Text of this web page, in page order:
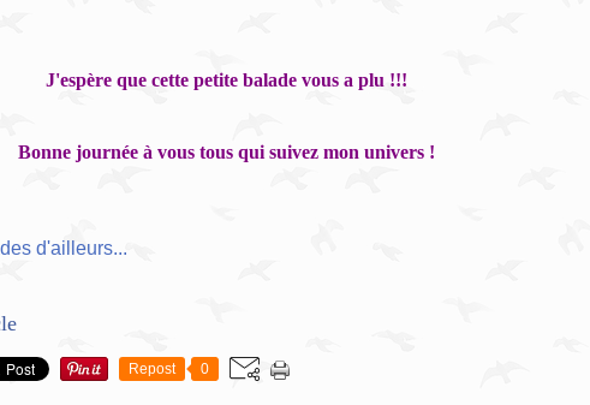
J'espère que cette petite balade vous a plu !!!
Bonne journée à vous tous qui suivez mon univers !
d'ailleurs...
Repost 0